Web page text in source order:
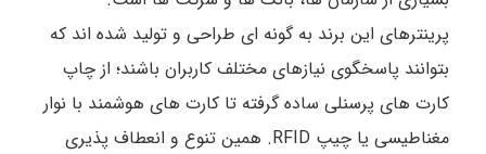
پرینترهای این برند به گونه ای طراحی و تولید شده اند که
بتوانند پاسخگوی نیازهای مختلف کاربران باشند؛ از چاپ
کارت های پرسنلی ساده گرفته تا کارت های هوشمند با نوار
مغناطیسی یا چیپ RFID. همین تنوع و انعطاف پذیری